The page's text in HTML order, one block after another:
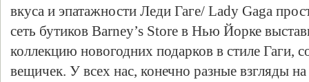
вкуса и эпатажности Леди Гаге/ Lady Gaga
сеть бутиков Barney’s Store в Нью Йорке
коллекцию новогодних подарков в стиле Гаги,
вещичек. У всех нас, конечно разные взгляды